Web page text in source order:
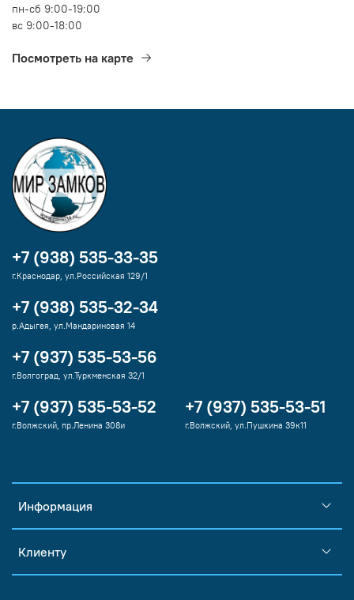
пн-сб 9:00-19:00
вс 9:00-18:00
Посмотреть на карте
Информация
Клиенту
+7 (938) 535-33-35
г.Краснодар, ул.Российская 129/1
+7 (938) 535-32-34
р.Адыгея, ул.Мандариновая 14
+7 (937) 535-53-56
г.Волгоград, ул.Туркменская 32/1
+7 (937) 535-53-52
г.Волжский, пр.Ленина 308и
+7 (937) 535-53-51
г.Волжский, ул.Пушкина 39к11